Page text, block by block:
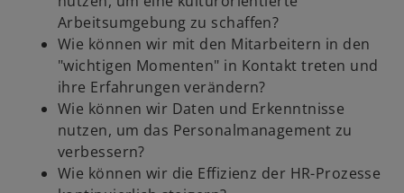
Arbeitsumgebung zu schaffen?
Wie können wir mit den Mitarbeitern in den
"wichtigen Momenten" in Kontakt treten und
ihre Erfahrungen verändern?
Wie können wir Daten und Erkenntnisse
nutzen, um das Personalmanagement zu
verbessern?
Wie können wir die Effizienz der HR-Prozesse